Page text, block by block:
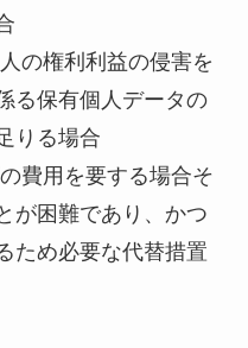
の権利利益の侵害を
る保有個人データの
りる場合
費用を要する場合そ
が困難であり、かつ
ため必要な代替措置